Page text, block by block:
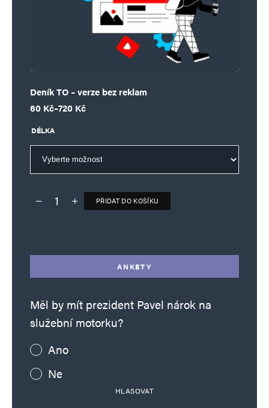
Deník TO – verze bez reklam
60 Kč–720 Kč
Rozpětí cen: 60 Kč až 720 Kč
DÉLKA
Deník TO – verze bez reklam množství
PŘIDAT DO KOŠÍKU
ANKETY
Měl by mít prezident Pavel nárok na
služební motorku?
Ano
Ne
HLASOVAT